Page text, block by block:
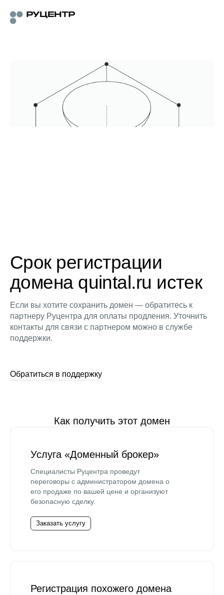
Срок регистрации
домена quintal.ru истек
Если вы хотите сохранить домен — обратитесь к
партнеру Руцентра для оплаты продления. Уточнить
контакты для связи с партнером можно в службе
поддержки.
Обратиться в поддержку
Как получить этот домен
Услуга «Доменный брокер»
Специалисты Руцентра проведут
переговоры с администратором домена о
его продаже по вашей цене и организуют
безопасную сделку.
Заказать услугу
Регистрация похожего домена